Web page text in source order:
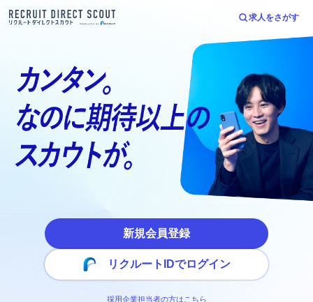
求人をさがす
新規会員登録
リクルートIDでログイン
採用企業担当者の方はこちら